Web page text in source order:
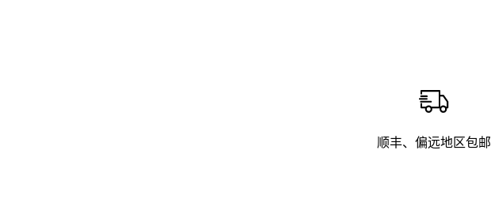
顺丰、偏远地区包邮